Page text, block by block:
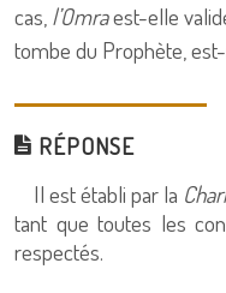
cas, l’Omraest-elle
tombe du Prophète,
RÉPONSE
Il est établi par la
tant que toutes les
respectés.